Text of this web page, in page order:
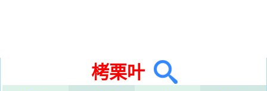
栲栗叶